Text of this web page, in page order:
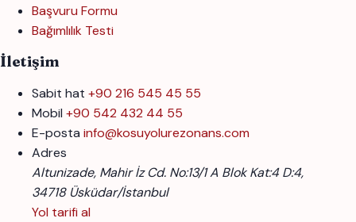
Başvuru Formu
Bağımlılık Testi
İletişim
Sabit hat +90 216 545 45 55
Mobil +90 542 432 44 55
E-posta info@kosuyolurezonans.com
Adres
Altunizade, Mahir İz Cd. No:13/1 A Blok Kat:4 D:4,
34718 Üsküdar/İstanbul
Yol tarifi al